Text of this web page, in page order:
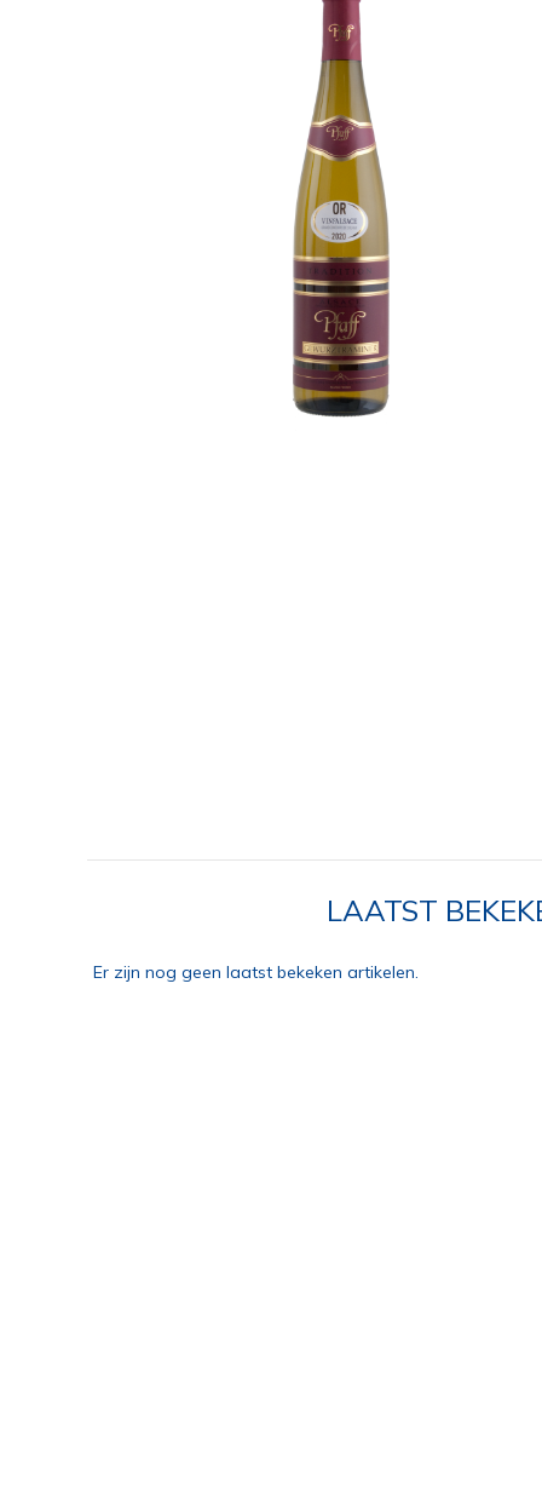
LAATST
Er zijn nog geen laatst bekeken artikelen.